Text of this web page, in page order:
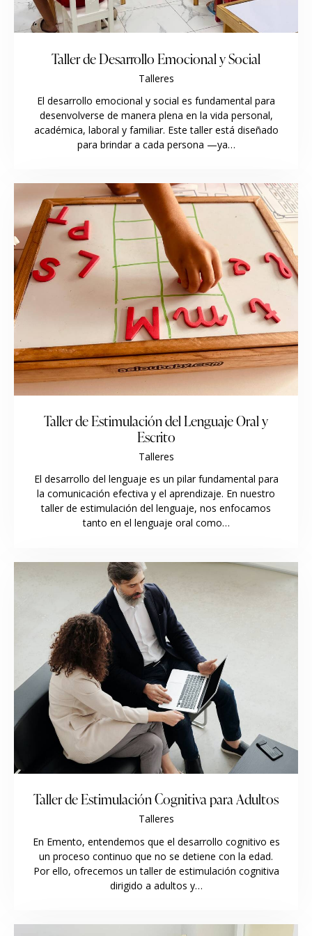
Taller de Desarrollo Emocional y Social
Talleres
El desarrollo emocional y social es fundamental para
desenvolverse de manera plena en la vida personal,
académica, laboral y familiar. Este taller está diseñado
para brindar a cada persona —ya…
Taller de Estimulación del Lenguaje Oral y
Escrito
Talleres
El desarrollo del lenguaje es un pilar fundamental para
la comunicación efectiva y el aprendizaje. En nuestro
taller de estimulación del lenguaje, nos enfocamos
tanto en el lenguaje oral como…
Taller de Estimulación Cognitiva para Adultos
Talleres
En Emento, entendemos que el desarrollo cognitivo es
un proceso continuo que no se detiene con la edad.
Por ello, ofrecemos un taller de estimulación cognitiva
dirigido a adultos y…